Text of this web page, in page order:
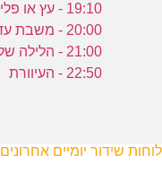
19:10 - עץ או פלי. עונת המים
20:00 - משבת עד שבת
21:00 - הלילה של טטיאנה
22:50 - העיוורת
לוחות שידור יומיים אחרונים